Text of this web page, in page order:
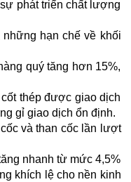
phát triển chất lượng
hạn chế về khối
quý tăng hơn 15%,
thép được giao dịch
gỉ giao dịch ổn định.
và than cốc lần lượt
nhanh từ mức 4,5%
khích lệ cho nền kinh